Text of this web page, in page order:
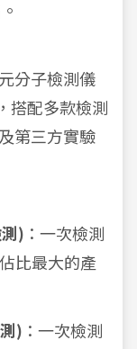
分子檢測儀
搭配多款檢測
第三方實驗
) ：一次檢測
比最大的產
) ：一次檢測